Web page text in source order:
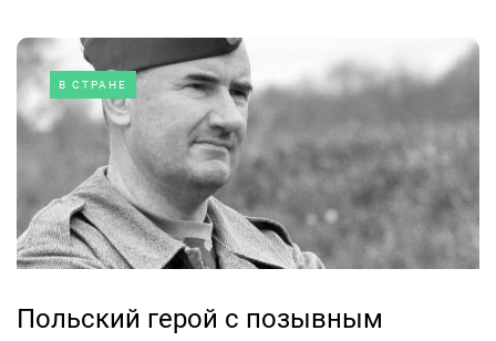
В СТРАНЕ
Польский герой с позывным